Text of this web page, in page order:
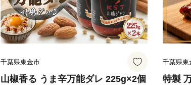
千葉県東金市
山椒香る うま辛万能ダレ 225g×2個
千葉県東
特製